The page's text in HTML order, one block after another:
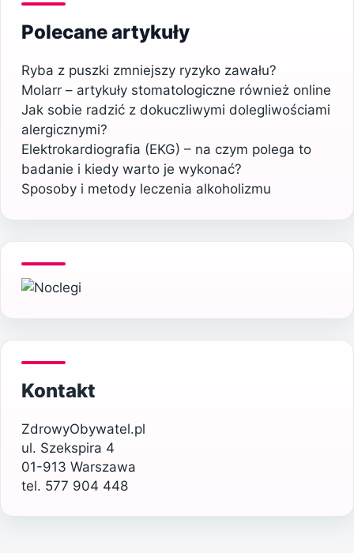
Polecane artykuły
Ryba z puszki zmniejszy ryzyko zawału?
Molarr – artykuły stomatologiczne również online
Jak sobie radzić z dokuczliwymi dolegliwościami
alergicznymi?
Elektrokardiografia (EKG) – na czym polega to
badanie i kiedy warto je wykonać?
Sposoby i metody leczenia alkoholizmu
Kontakt
ZdrowyObywatel.pl
ul. Szekspira 4
01-913 Warszawa
tel. 577 904 448